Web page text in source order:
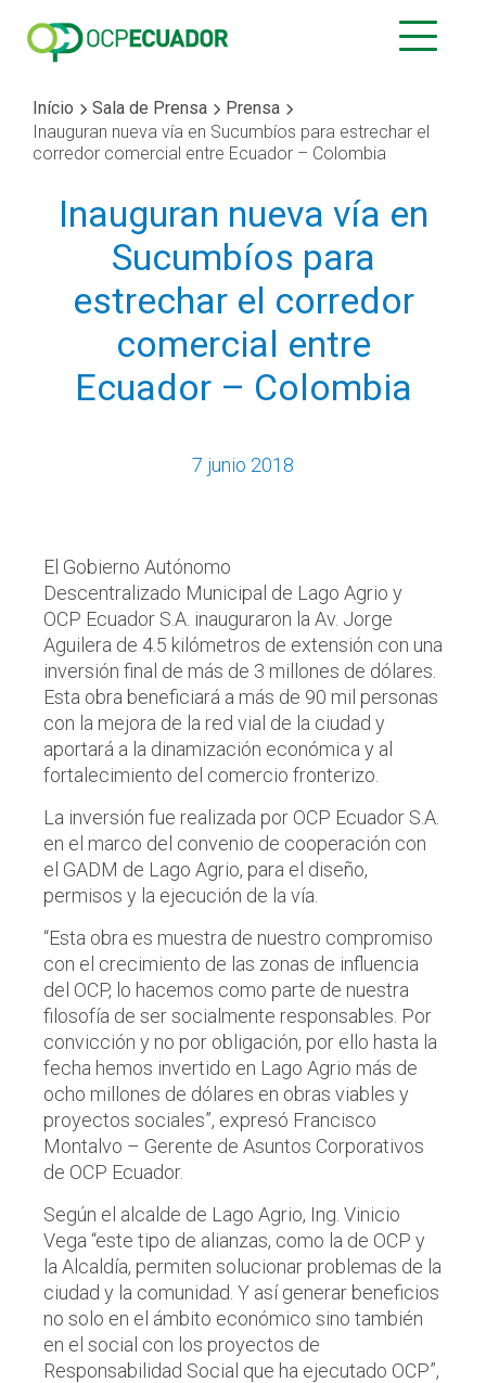
Início Sala de Prensa
Prensa
Inauguran nueva vía en Sucumbíos para estrechar el
corredor comercial entre Ecuador – Colombia
Inauguran nueva vía en
Sucumbíos para
estrechar el corredor
comercial entre
Ecuador – Colombia
7 junio 2018
El Gobierno Autónomo
Descentralizado Municipal de Lago Agrio y
OCP Ecuador S.A. inauguraron la Av. Jorge
Aguilera de 4.5 kilómetros de extensión con una
inversión final de más de 3 millones de dólares.
Esta obra beneficiará a más de 90 mil personas
con la mejora de la red vial de la ciudad y
aportará a la dinamización económica y al
fortalecimiento del comercio fronterizo.
La inversión fue realizada por OCP Ecuador S.A.
en el marco del convenio de cooperación con
el GADM de Lago Agrio, para el diseño,
permisos y la ejecución de la vía.
“Esta obra es muestra de nuestro compromiso
con el crecimiento de las zonas de influencia
del OCP, lo hacemos como parte de nuestra
filosofía de ser socialmente responsables. Por
convicción y no por obligación, por ello hasta la
fecha hemos invertido en Lago Agrio más de
ocho millones de dólares en obras viables y
proyectos sociales”, expresó Francisco
Montalvo – Gerente de Asuntos Corporativos
de OCP Ecuador.
Según el alcalde de Lago Agrio, Ing. Vinicio
Vega “este tipo de alianzas, como la de OCP y
la Alcaldía, permiten solucionar problemas de la
ciudad y la comunidad. Y así generar beneficios
no solo en el ámbito económico sino también
en el social con los proyectos de
Responsabilidad Social que ha ejecutado OCP”,